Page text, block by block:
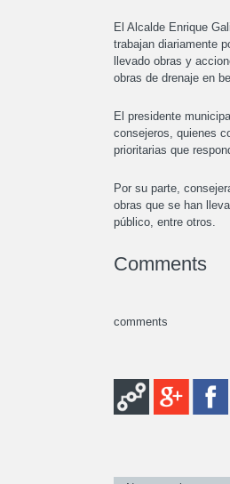
El Alcalde Enrique
trabajan diariamente
llevado obras y
obras de drenaje en
El presidente
consejeros, quienes
prioritarias que
Por su parte,
obras que se han
público, entre otros.
Comments
comments